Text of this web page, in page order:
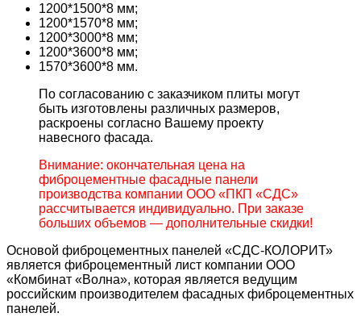
1200*1500*8 мм;
1200*1570*8 мм;
1200*3000*8 мм;
1200*3600*8 мм;
1570*3600*8 мм.
По согласованию с заказчиком плиты могут
быть изготовлены различных размеров,
раскроены согласно Вашему проекту
навесного фасада.
Внимание: окончательная цена на
фиброцементные фасадные панели
производства компании ООО «ПКП «СДС»
рассчитывается индивидуально. При заказе
больших объемов — дополнительные скидки!
Основой фиброцементных панелей «СДС-КОЛОРИТ»
является фиброцементный лист компании ООО
«Комбинат «Волна», которая является ведущим
российским производителем фасадных фиброцементных
панелей.